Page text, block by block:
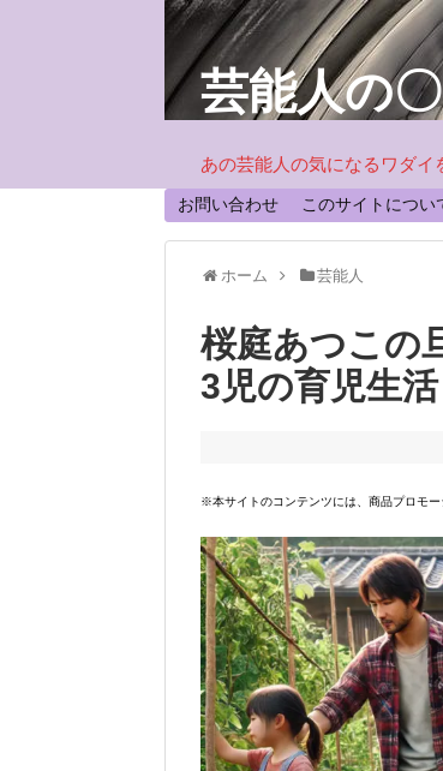
芸能人の
あの芸能人の気になるワダイ
お問い合わせ このサイトについ
ホーム 芸能人
桜庭あつこの
3児の育児生活
※本サイトのコンテンツには、商品プロモー